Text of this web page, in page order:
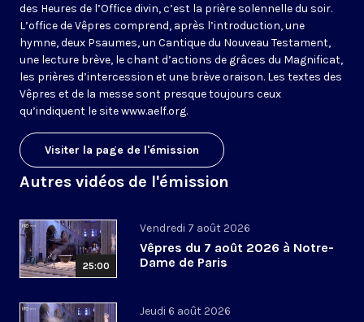
des Heures de l’Office divin, c’est la prière solennelle du soir.
L’office de Vêpres comprend, après l’introduction, une
hymne, deux Psaumes, un Cantique du Nouveau Testament,
une lecture brève, le chant d’actions de grâces du Magnificat,
les prières d’intercession et une brève oraison. Les textes des
Vêpres et de la messe sont presque toujours ceux
qu’indiquent le sitewww.aelf.org.
Visiter la page de l'émission
Autres vidéos de l'émission
25:00
Vendredi 7 août 2026
Vêpres du 7 août 2026 à Notre-
Dame de Paris
Jeudi 6 août 2026